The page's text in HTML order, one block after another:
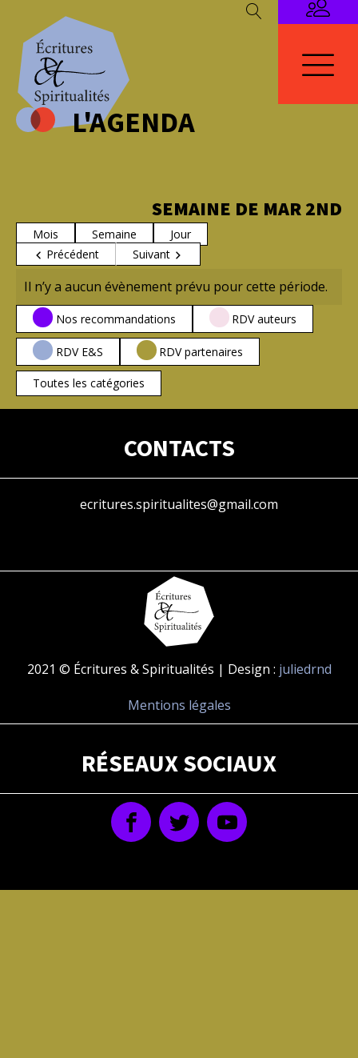
L'AGENDA
SEMAINE DE MAR 2ND
Mois Semaine
Jour
Précédent
Suivant
Il n’y a aucun évènement prévu pour cette période.
CATÉGORIESNos recommandations RDV auteurs
RDV E&S RDV partenaires
Toutes les catégories
CONTACTS
ecritures.spiritualites@gmail.com
2021 © Écritures & Spiritualités | Design : juliedrnd
Mentions légales
RÉSEAUX SOCIAUX